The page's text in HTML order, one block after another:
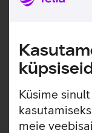
Küsime
meie